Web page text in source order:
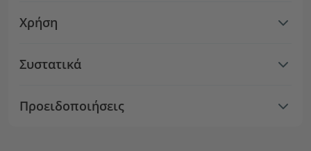
Χρήση
Συστατικά
Προειδοποιήσεις